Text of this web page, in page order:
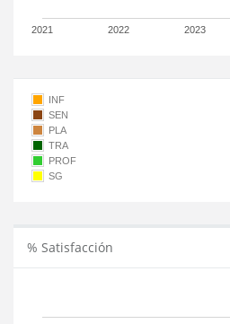
2021 2022 2023
INF
SEN
PLA
TRA
PROF
SG
% Satisfacción